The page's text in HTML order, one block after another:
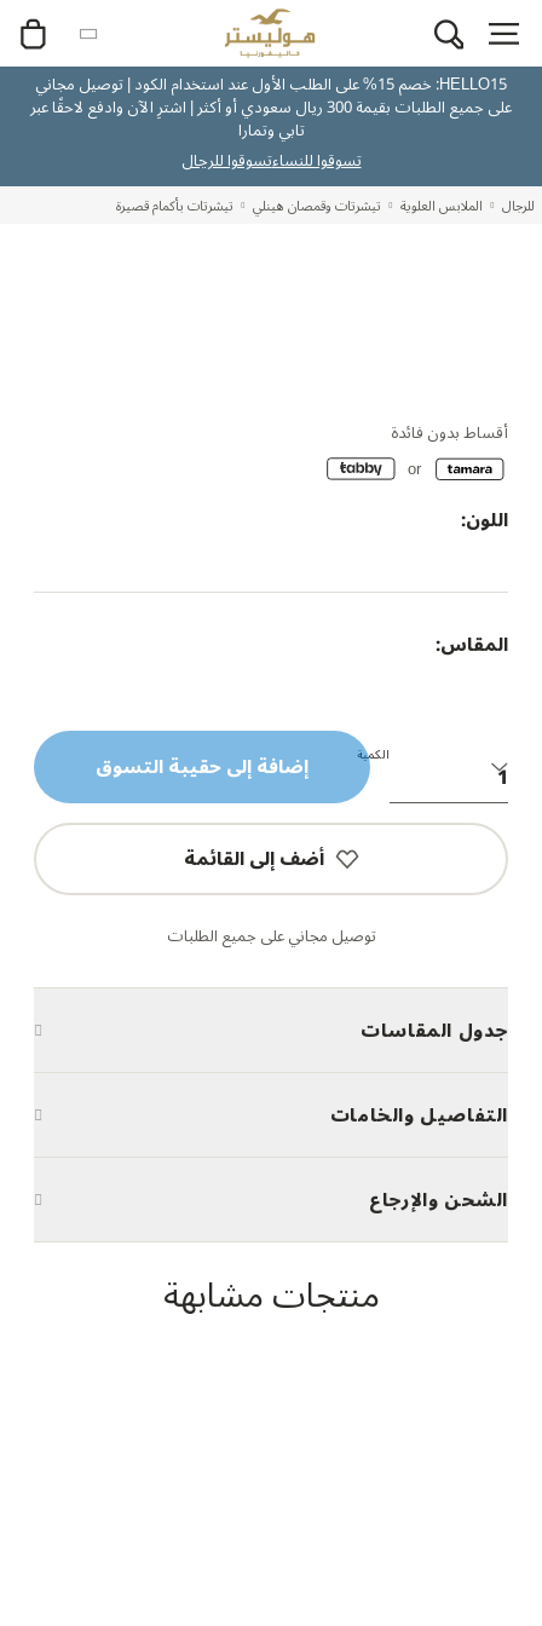
HELLO15: خصم 15% على الطلب الأول عند استخدام الكود | توصيل مجاني
على جميع الطلبات بقيمة 300 ريال سعودي أو أكثر | اشترِ الآن وادفع لاحقًا عبر
تابي وتمارا
تسوقوا للنساءتسوقوا للرجال
للرجال الملابس العلوية تيشرتات وقمصان هينلي تيشرتات بأكمام قصيرة
أقساط بدون فائدة
اللون:
المقاس:
الكمية إضافة إلى حقيبة التسوق
أضف إلى القائمة
توصيل مجاني على جميع الطلبات
جدول المقاسات
التفاصيل والخامات
الشحن والإرجاع
منتجات مشابهة